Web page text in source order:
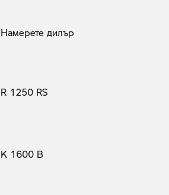
Намерете дилър
R 1250 RS
K 1600 B